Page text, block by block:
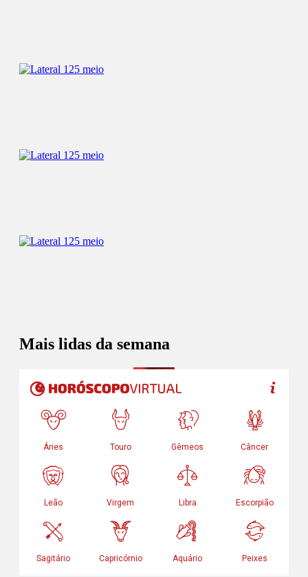
Mais lidas da semana